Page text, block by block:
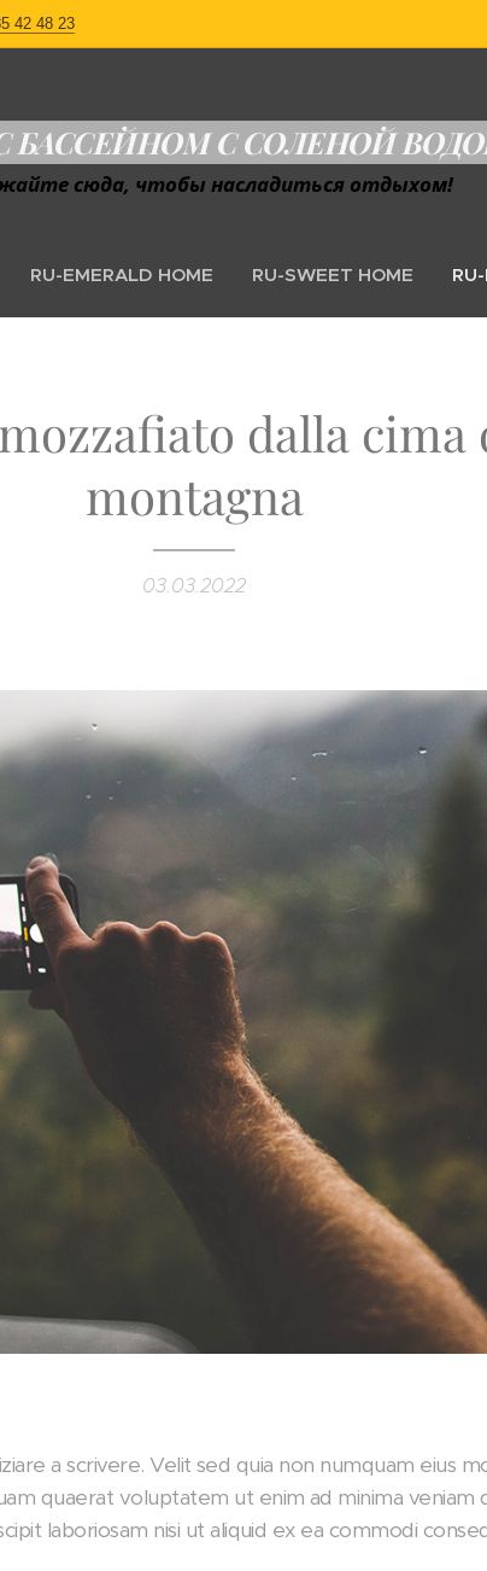
42 48 23
БАССЕЙНОМ С СОЛЕНОЙ
сюда, чтобы насладиться отдыхом!
RU-EMERALD HOME RU-SWEET HOME
dalla cima
montagna
03.03.2022
a scrivere. Velit sed quia non numquam eius
quaerat voluptatem ut enim ad minima veniam
laboriosam nisi ut aliquid ex ea commodi